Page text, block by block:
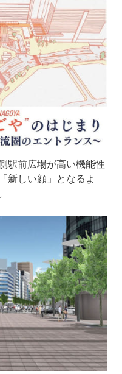
駅前広場が高い機能性
新しい顔」となるよ